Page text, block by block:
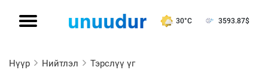
30°C 3593.87$
Нүүр Нийтлэл Тэрслүү үг